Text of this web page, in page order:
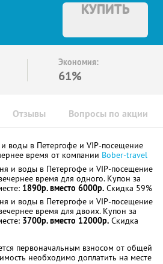
КУПИТЬ
Экономия:
61%
Отзывы Вопросы по акции
воды в Петергофе и VIP-посещение
время от компании Bober-travel
и воды в Петергофе и VIP-посещение
время для одного. Купон за
1890р. вместо 6000р. Скидка 59%
и воды в Петергофе и VIP-посещение
время для двоих. Купон за
3700р. вместо 12000р. Скидка
первоначальным взносом от общей
необходимо доплатить на месте